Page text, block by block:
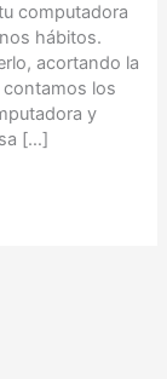
computadora
hábitos.
acortando la
contamos los
y
[…]